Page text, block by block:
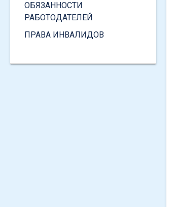
ЛОКАЛЬНЫЕ НОРМАТИВНЫЕ
ДОКУМЕНТЫ
ОБРАЩЕНИЕ
ОБЯЗАННОСТИ
РАБОТОДАТЕЛЕЙ
ПРАВА ИНВАЛИДОВ